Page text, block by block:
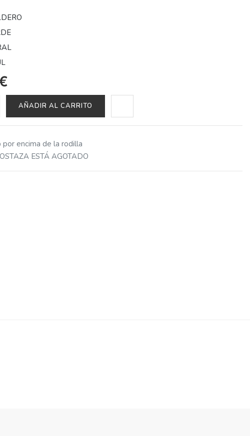
AÑADIR AL CARRITO
encima de la rodilla
ESTÁ AGOTADO